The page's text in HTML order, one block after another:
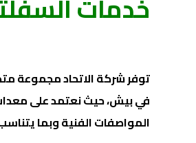
توفر شركة الاتحاد مجموعة
في بيش، حيث نعتمد على
المواصفات الفنية وبما